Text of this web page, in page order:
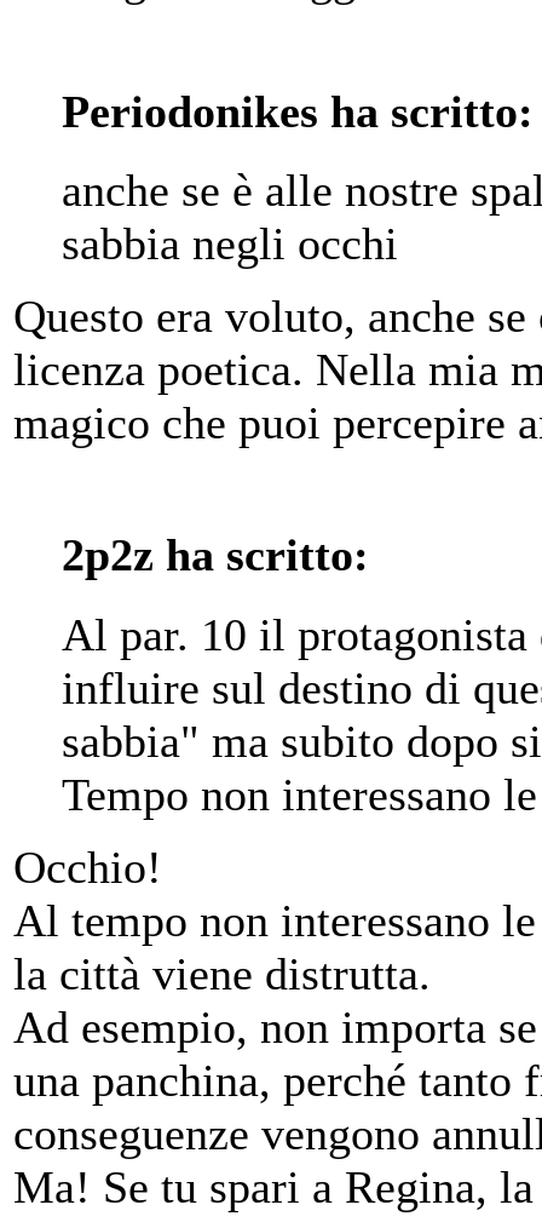
Periodonikes ha scritto:
anche se è alle nostre
sabbia negli occhi
Questo era voluto, anche
licenza poetica. Nella mia
magico che puoi percepire
2p2z ha scritto:
Al par. 10 il protagonista
influire sul destino di
sabbia" ma subito dopo
Tempo non interessano
Occhio!
Al tempo non interessano
la città viene distrutta.
Ad esempio, non importa
una panchina, perché
conseguenze vengono
Ma! Se tu spari a Regina,